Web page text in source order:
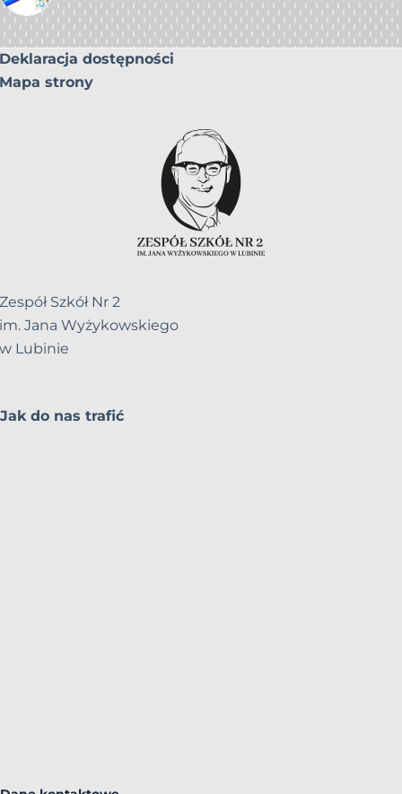
Deklaracja dostępności
Mapa strony
Zespół Szkół Nr 2
im. Jana Wyżykowskiego
w Lubinie
Jak do nas trafić